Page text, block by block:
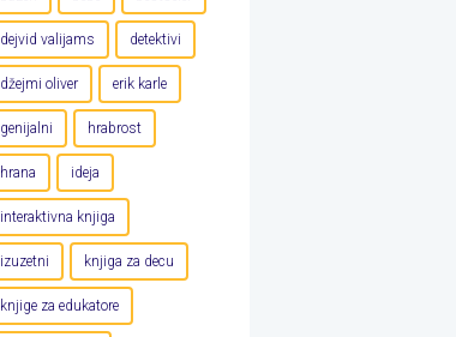
dejvid valijams detektivi
džejmi oliver erik karle
genijalni hrabrost
hrana ideja
interaktivna knjiga
izuzetni knjiga za decu
knjige za edukatore